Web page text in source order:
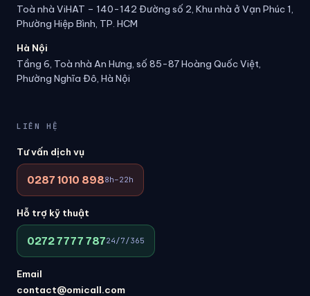
Toà nhà ViHAT – 140-142 Đường số 2, Khu nhà ở Vạn Phúc 1,
Phường Hiệp Bình, TP. HCM
Hà Nội
Tầng 6, Toà nhà An Hưng, số 85-87 Hoàng Quốc Việt,
Phường Nghĩa Đô, Hà Nội
LIÊN HỆ
Tư vấn dịch vụ
0287 1010 8988h–22h
Hỗ trợ kỹ thuật
0272 7777 78724/7/365
Email
contact@omicall.com